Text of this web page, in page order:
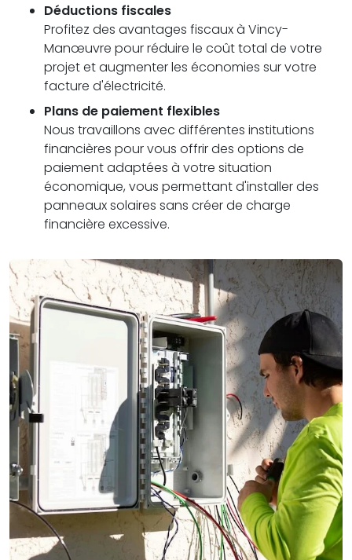
Déductions fiscales
Profitez des avantages fiscaux à Vincy-
Manœuvre pour réduire le coût total de votre
projet et augmenter les économies sur votre
facture d'électricité.
Plans de paiement flexibles
Nous travaillons avec différentes institutions
financières pour vous offrir des options de
paiement adaptées à votre situation
économique, vous permettant d'installer des
panneaux solaires sans créer de charge
financière excessive.